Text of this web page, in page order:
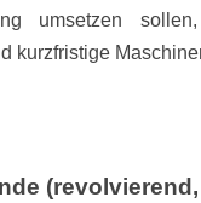
umsetzen
kurzfristige